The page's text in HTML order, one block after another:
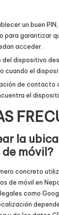
un buen
para garantizar
acceder.
del dispositivo
cuando el
de contacto
el
la
móvil?
concreto
de móvil en
como